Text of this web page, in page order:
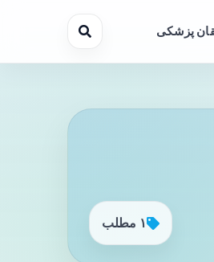
پزشکی
۱ مطلب